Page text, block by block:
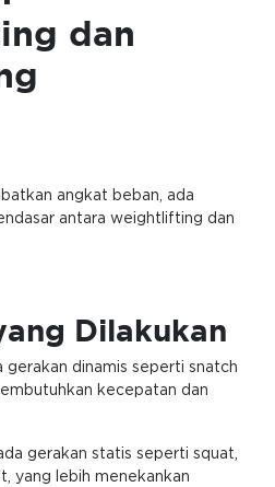
dan
angkat beban, ada
antara weightlifting dan
Dilakukan
dinamis seperti snatch
kecepatan dan
gerakan statis seperti squat,
yang lebih menekankan